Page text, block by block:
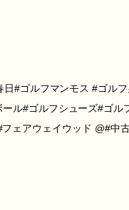
#ゴルフマンモス #ゴル
ル#ゴルフシューズ#ゴル
ェアウェイウッド @#中